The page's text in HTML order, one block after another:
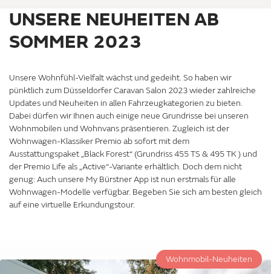
UNSERE NEUHEITEN AB
SOMMER 2023
Unsere Wohnfühl-Vielfalt wächst und gedeiht. So haben wir
pünktlich zum Düsseldorfer Caravan Salon 2023 wieder zahlreiche
Updates und Neuheiten in allen Fahrzeugkategorien zu bieten.
Dabei dürfen wir Ihnen auch einige neue Grundrisse bei unseren
Wohnmobilen und Wohnvans präsentieren. Zugleich ist der
Wohnwagen-Klassiker Premio ab sofort mit dem
Ausstattungspaket „Black Forest“ (Grundriss 455 TS & 495 TK ) und
der Premio Life als „Active“-Variante erhältlich. Doch dem nicht
genug: Auch unsere My Bürstner App ist nun erstmals für alle
Wohnwagen-Modelle verfügbar. Begeben Sie sich am besten gleich
auf eine virtuelle Erkundungstour.
Wohnmobil-Neuheiten